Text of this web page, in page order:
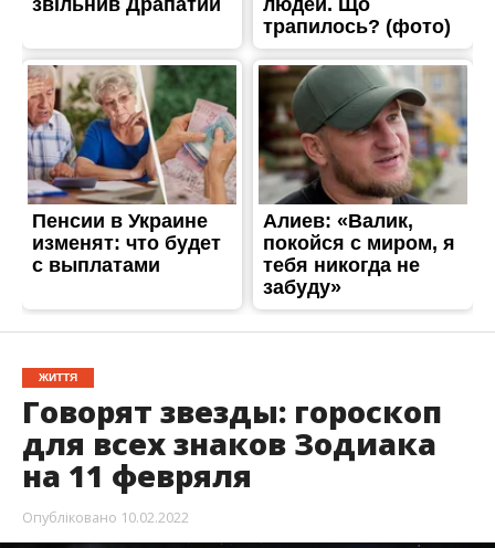
ЖИТТЯ
Говорят звезды: гороскоп
для всех знаков Зодиака
на 11 февряля
Опубліковано 10.02.2022